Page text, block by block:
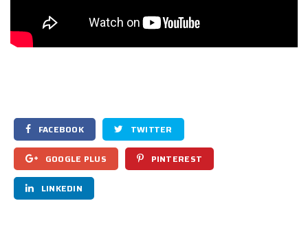
FACEBOOK TWITTER
GOOGLE PLUS PINTEREST
LINKEDIN